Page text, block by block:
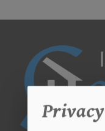
Privacy